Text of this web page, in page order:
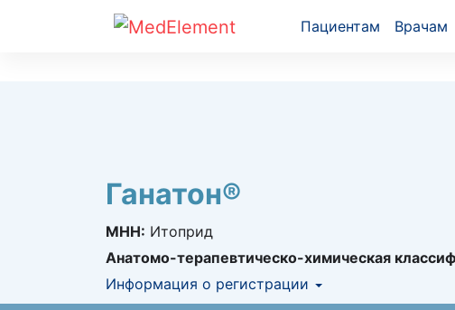
Пациентам Врачам
Ганатон®
МНН: Итоприд
Анатомо-терапевтическо-химическая
Информация о регистрации